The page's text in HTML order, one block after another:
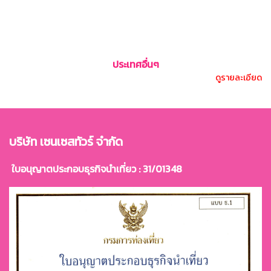
ประเทศอื่นๆ
ดูรายละเอียด
บริษัท เซนเซสทัวร์ จำกัด
ใบอนุญาตประกอบธุรกิจนำเที่ยว : 31/01348